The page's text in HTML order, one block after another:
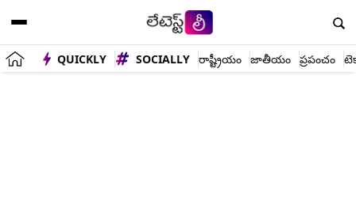
QUICKLY SOCIALLY రాష్ట్రీయం జాతీయం ప్రపంచం